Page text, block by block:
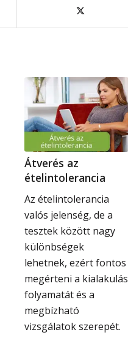
Átverés az
ételintolerancia
Az ételintolerancia
valós jelenség, de a
tesztek között nagy
különbségek
lehetnek, ezért fontos
megérteni a kialakulás
folyamatát és a
megbízható
vizsgálatok szerepét.